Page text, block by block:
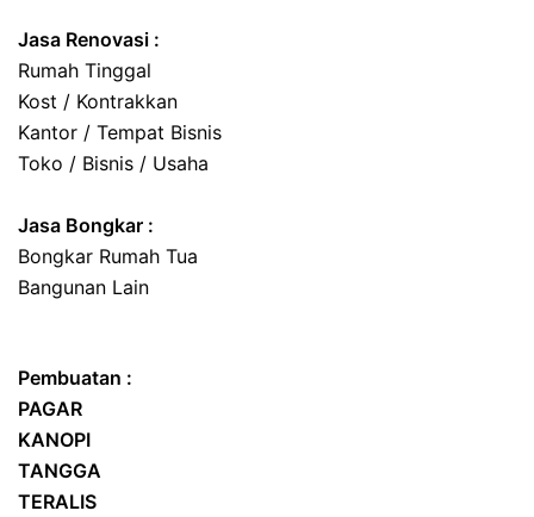
Jasa Renovasi :
Rumah Tinggal
Kost / Kontrakkan
Kantor / Tempat Bisnis
Toko / Bisnis / Usaha
Jasa Bongkar :
Bongkar Rumah Tua
Bangunan Lain
Pembuatan :
PAGAR
KANOPI
TANGGA
TERALIS